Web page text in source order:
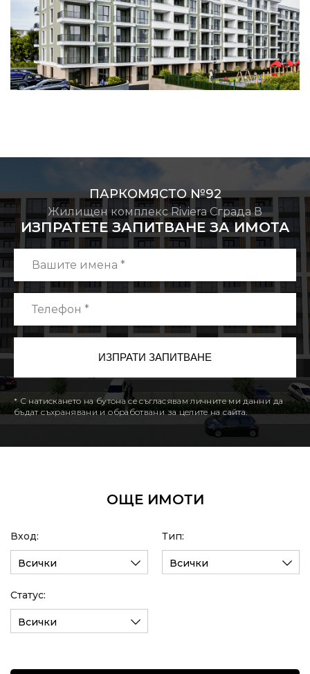
ПАРКОМЯСТО №92
Жилищен комплекс Riviera Сграда В
ИЗПРАТЕТЕ ЗАПИТВАНЕ ЗА ИМОТА
* С натискането на бутона се съгласявам личните ми данни да
бъдат съхранявани и обработвани за целите на сайта.
ОЩЕ ИМОТИ
Вход:
Всички
Тип:
Всички
Статус:
Всички